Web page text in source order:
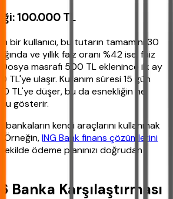
100.000 TL
bir kullanıcı, bu tutarın tamamını 30
ve yıllık faiz oranı %42 ise, faiz
Dosya masrafı 500 TL eklenince ilk ay
TL'ye ulaşır. Kullanım süresi 15 gün
TL'ye düşer, bu da esnekliğin ne
gösterir.
bankaların kendi araçlarını kullanmak
Örneğin,ING Bank finans çözümlerini
ödeme planınızı doğrudan
Banka Karşılaştırması